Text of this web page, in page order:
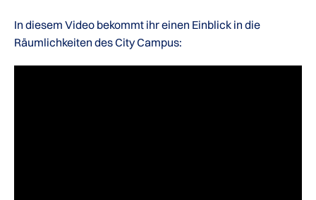
In diesem Video bekommt ihr einen Einblick in die
Räumlichkeiten des City Campus: